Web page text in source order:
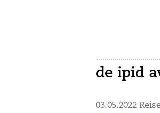
de ipid
03.05.2022